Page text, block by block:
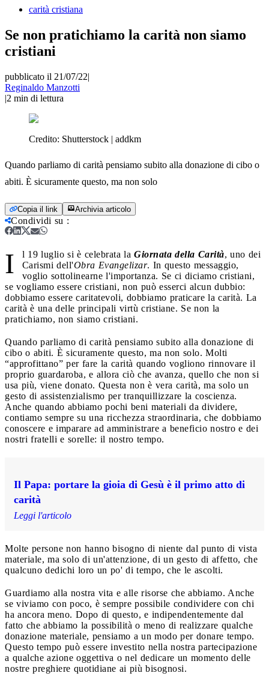
carità cristiana
Se non pratichiamo la carità non siamo
cristiani
pubblicato il 21/07/22|
Reginaldo Manzotti
|2 min di lettura
Credito: Shutterstock | addkm
Quando parliamo di carità pensiamo subito alla donazione di cibo o
abiti. È sicuramente questo, ma non solo
Copia il link Archivia articolo
Condividi su :
I l 19 luglio si è celebrata la Giornata della Carità, uno dei
Carismi dell'Obra Evangelizar. In questo messaggio,
voglio sottolinearne l'importanza. Se ci diciamo cristiani,
se vogliamo essere cristiani, non può esserci alcun dubbio:
dobbiamo essere caritatevoli, dobbiamo praticare la carità. La
carità è una delle principali virtù cristiane. Se non la
pratichiamo, non siamo cristiani.
Quando parliamo di carità pensiamo subito alla donazione di
cibo o abiti. È sicuramente questo, ma non solo. Molti
“approfittano” per fare la carità quando vogliono rinnovare il
proprio guardaroba, e allora ciò che avanza, quello che non si
usa più, viene donato. Questa non è vera carità, ma solo un
gesto di assistenzialismo per tranquillizzare la coscienza.
Anche quando abbiamo pochi beni materiali da dividere,
contiamo sempre su una ricchezza straordinaria, che dobbiamo
conoscere e imparare ad amministrare a beneficio nostro e dei
nostri fratelli e sorelle: il nostro tempo.
Il Papa: portare la gioia di Gesù è il primo atto di
carità
Leggi l'articolo
Molte persone non hanno bisogno di niente dal punto di vista
materiale, ma solo di un'attenzione, di un gesto di affetto, che
qualcuno dedichi loro un po' di tempo, che le ascolti.
Guardiamo alla nostra vita e alle risorse che abbiamo. Anche
se viviamo con poco, è sempre possibile condividere con chi
ha ancora meno. Dopo di questo, e indipendentemente dal
fatto che abbiamo la possibilità o meno di realizzare qualche
donazione materiale, pensiamo a un modo per donare tempo.
Questo tempo può essere investito nella nostra partecipazione
a qualche azione oggettiva o nel dedicare un momento delle
nostre preghiere quotidiane ai più bisognosi.